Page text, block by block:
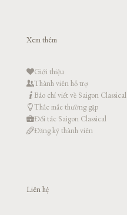
Xem thêm
Giới thiệu
Thành viên hỗ trợ
Báo chí viết về Saigon Classical
Thắc mắc thường gặp
Đối tác Saigon Classical
Đăng ký thành viên
Liên hệ